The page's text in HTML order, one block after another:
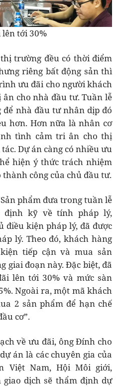
lên tới 30%
trường đều có thời điểm
riêng bất động sản thì
ưu đãi cho người khách
cho nhà đầu tư. Tuần lễ
nhà đầu tư nhân dịp đó
hơn. Hơn nữa là nhân cơ
tình cảm tri ân cho thị
Dự án càng có nhiều ưu
hiện ý thức trách nhiệm
công của chủ đầu tư.
phẩm đưa trong tuần lễ
định kỹ về tính pháp lý,
điều kiện pháp lý, đã được
lý. Theo đó, khách hàng
tiếp cận và mua sản
giai đoạn này. Đặc biệt, đã
lên tới 30% và mức sàn
Ngoài ra, một mã khách
2 sản phẩm để hạn chế
cơ”.
về ưu đãi, ông Đính cho
án là các chuyên gia của
Việt Nam, Hội Môi giới,
giao dịch sẽ thẩm định dự